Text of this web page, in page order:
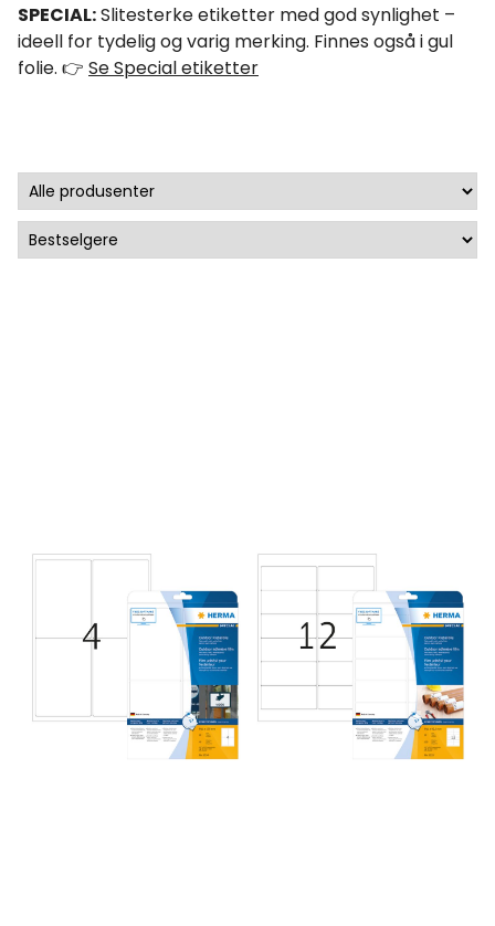
SPECIAL:Slitesterke etiketter med god synlighet –
ideell for tydelig og varig merking. Finnes også i gul
folie. 👉 Se Special etiketter